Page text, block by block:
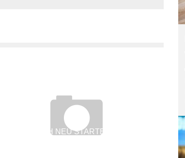
ERFOLGREICH NEU STARTEN – AUCH MIT